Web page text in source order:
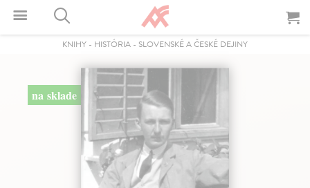
KNIHY - HISTÓRIA - SLOVENSKÉ A ČESKÉ DEJINY
na sklade